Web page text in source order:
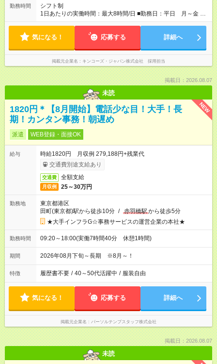
勤務時間
シフト制
1日あたりの実働時間：最大8時間/日 ■勤務日：平日 月～金 ■
勤務時間：9:00～18:00 *繁忙期は別途調整あり
気になる！ 応募する 詳細へ
掲載元企業名 キンコーズ・ジャパン株式会社 採用担当
掲載日：2026.08.07
未読
NEW
1820円＊【8月開始】電話少な目！大手！長
期！カンタン事務！朝遅め
派遣 WEB登録・面接OK
給与
時給1820円 月収例 279,188円+残業代
交通費別途支給あり
交通費 全額支給
月収例 25～30万円
勤務地
東京都港区
田町(東京都)駅から徒歩10分 / 赤羽橋駅から徒歩5分
★大手インフラG☆事務サービスの運営企業の本社★
勤務時間 09:20～18:00(実働7時間40分 休憩1時間)
期間 2026年08月下旬～長期 ※8月～！
特徴 履歴書不要 / 40～50代活躍中 / 服装自由
気になる！ 応募する 詳細へ
掲載元企業名 パーソルテンプスタッフ株式会社
掲載日：2026.08.07
未読